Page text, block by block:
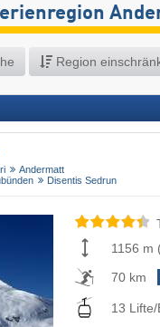
Region
Andermatt
Disentis Sedrun
1156 m
70 km
13